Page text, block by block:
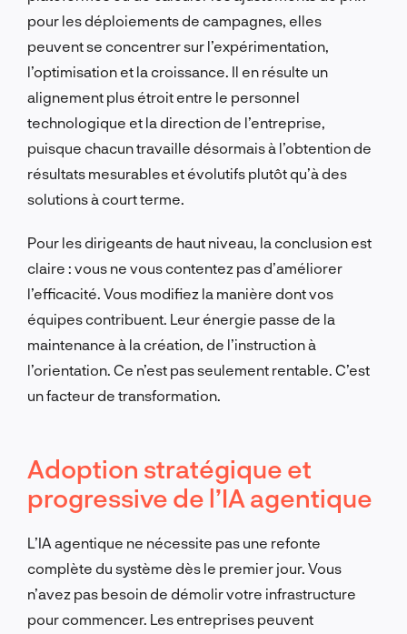
pour les déploiements de campagnes, elles
peuvent se concentrer sur l’expérimentation,
l’optimisation et la croissance. Il en résulte un
alignement plus étroit entre le personnel
technologique et la direction de l’entreprise,
puisque chacun travaille désormais à l’obtention de
résultats mesurables et évolutifs plutôt qu’à des
solutions à court terme.
Pour les dirigeants de haut niveau, la conclusion est
claire : vous ne vous contentez pas d’améliorer
l’efficacité. Vous modifiez la manière dont vos
équipes contribuent. Leur énergie passe de la
maintenance à la création, de l’instruction à
l’orientation. Ce n’est pas seulement rentable. C’est
un facteur de transformation.
Adoption stratégique et
progressive de l’IA agentique
L’IA agentique ne nécessite pas une refonte
complète du système dès le premier jour. Vous
n’avez pas besoin de démolir votre infrastructure
pour commencer. Les entreprises peuvent